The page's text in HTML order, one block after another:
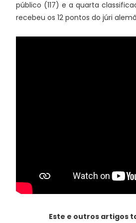
público (117) e a quarta
recebeu os 12 pontos do júri
Este e outros artigos